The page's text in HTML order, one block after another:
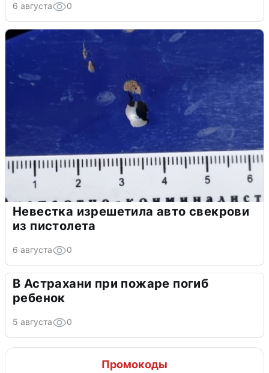
6 августа 0
Невестка изрешетила авто свекрови
из пистолета
6 августа 0
В Астрахани при пожаре погиб
ребенок
5 августа 0
Промокоды